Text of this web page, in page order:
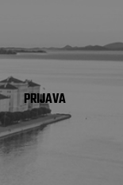
PRIJAVA